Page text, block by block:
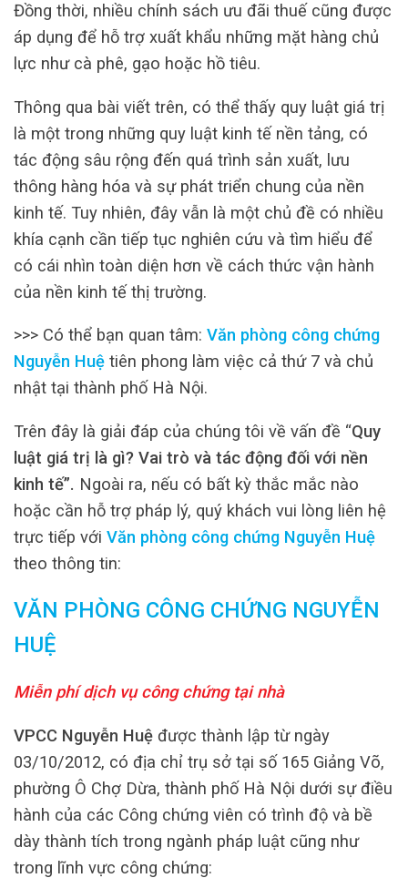
Đồng thời, nhiều chính sách ưu đãi thuế cũng được
áp dụng để hỗ trợ xuất khẩu những mặt hàng chủ
lực như cà phê, gạo hoặc hồ tiêu.
Thông qua bài viết trên, có thể thấy quy luật giá trị
là một trong những quy luật kinh tế nền tảng, có
tác động sâu rộng đến quá trình sản xuất, lưu
thông hàng hóa và sự phát triển chung của nền
kinh tế. Tuy nhiên, đây vẫn là một chủ đề có nhiều
khía cạnh cần tiếp tục nghiên cứu và tìm hiểu để
có cái nhìn toàn diện hơn về cách thức vận hành
của nền kinh tế thị trường.
>>> Có thể bạn quan tâm: Văn phòng công chứng
Nguyễn Huệ tiên phong làm việc cả thứ 7 và chủ
nhật tại thành phố Hà Nội.
Trên đây là giải đáp của chúng tôi về vấn đề “Quy
luật giá trị là gì? Vai trò và tác động đối với nền
kinh tế”. Ngoài ra, nếu có bất kỳ thắc mắc nào
hoặc cần hỗ trợ pháp lý, quý khách vui lòng liên hệ
trực tiếp với Văn phòng công chứng Nguyễn Huệ
theo thông tin:
VĂN PHÒNG CÔNG CHỨNG NGUYỄN
HUỆ
Miễn phí dịch vụ công chứng tại nhà
VPCC Nguyễn Huệ được thành lập từ ngày
03/10/2012, có địa chỉ trụ sở tại số 165 Giảng Võ,
phường Ô Chợ Dừa, thành phố Hà Nội dưới sự điều
hành của các Công chứng viên có trình độ và bề
dày thành tích trong ngành pháp luật cũng như
trong lĩnh vực công chứng: